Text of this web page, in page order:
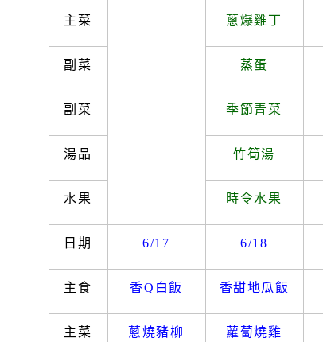
主菜 蔥爆雞丁
副菜 蒸蛋
副菜 季節青菜
湯品 竹筍湯
水果 時令水果
日期 6/17 6/18
主食 香Q 白飯 香甜地瓜飯
主菜 蔥燒豬柳 蘿蔔燒雞